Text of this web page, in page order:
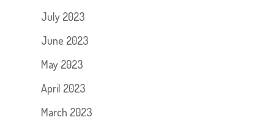
July 2023
June 2023
May 2023
April 2023
March 2023